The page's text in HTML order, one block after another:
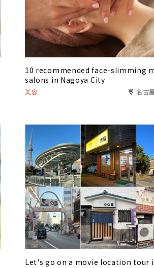
10 recommended face-slimming
salons in Nagoya City
美容 名古
Let's go on a movie location tour